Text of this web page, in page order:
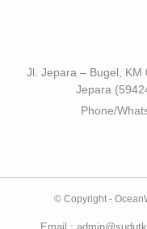
Jl. Jepara – Bugel, KM
Jepara
Phone/
© Copyright -